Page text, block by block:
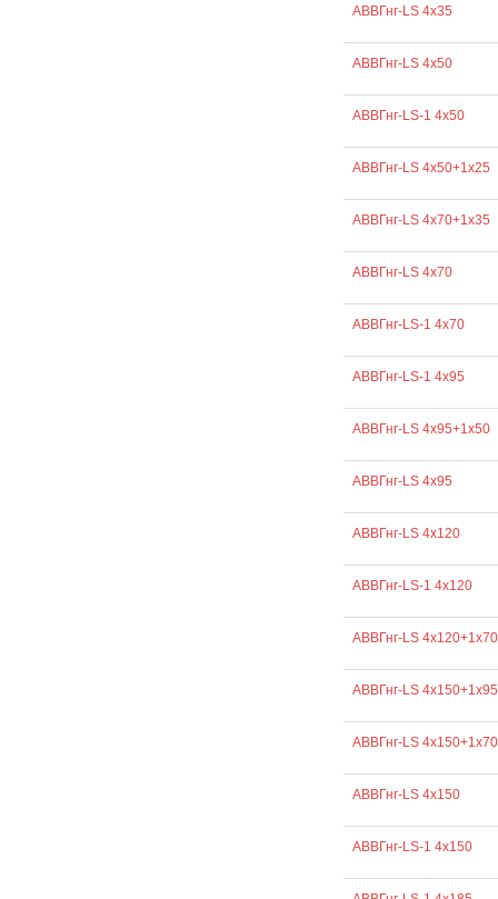
АВВГнг-LS 4х35
АВВГнг-LS 4х50
АВВГнг-LS-1 4х50
АВВГнг-LS 4х50+1х25
АВВГнг-LS 4х70+1х35
АВВГнг-LS 4х70
АВВГнг-LS-1 4х70
АВВГнг-LS-1 4х95
АВВГнг-LS 4х95+1х50
АВВГнг-LS 4х95
АВВГнг-LS 4х120
АВВГнг-LS-1 4х120
АВВГнг-LS 4х120+1х70
АВВГнг-LS 4х150+1х95
АВВГнг-LS 4х150+1х70
АВВГнг-LS 4х150
АВВГнг-LS-1 4х150